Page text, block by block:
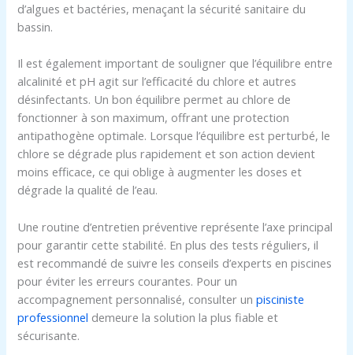
d’algues et bactéries, menaçant la sécurité sanitaire du
bassin.
Il est également important de souligner que l’équilibre entre
alcalinité et pH agit sur l’efficacité du chlore et autres
désinfectants. Un bon équilibre permet au chlore de
fonctionner à son maximum, offrant une protection
antipathogène optimale. Lorsque l’équilibre est perturbé, le
chlore se dégrade plus rapidement et son action devient
moins efficace, ce qui oblige à augmenter les doses et
dégrade la qualité de l’eau.
Une routine d’entretien préventive représente l’axe principal
pour garantir cette stabilité. En plus des tests réguliers, il
est recommandé de suivre les conseils d’experts en piscines
pour éviter les erreurs courantes. Pour un
accompagnement personnalisé, consulter unpisciniste
professionnel demeure la solution la plus fiable et
sécurisante.